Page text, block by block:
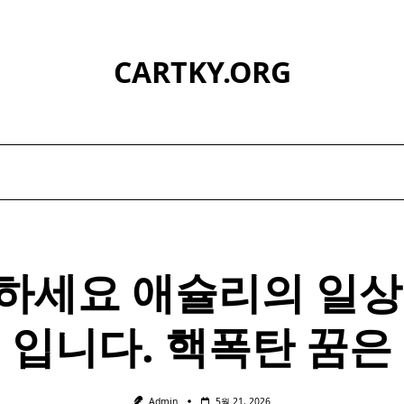
CARTKY.ORG
세요 애슐리의 일
입니다. 핵폭탄꿈은
Admin 5월 21, 2026